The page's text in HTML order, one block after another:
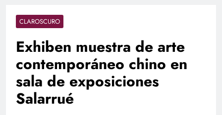
CLAROSCURO
Exhiben muestra de arte
contemporáneo chino en
sala de exposiciones
Salarrué